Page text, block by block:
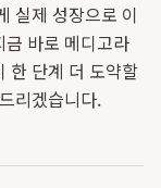
실제 성장으로 이
바로 메디고라
한 단계 더 도약할
리겠습니다.